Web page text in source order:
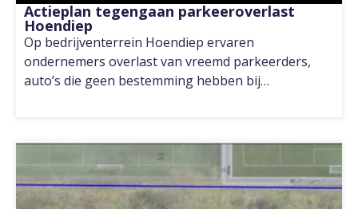
Actieplan tegengaan parkeeroverlast
Hoendiep
Op bedrijventerrein Hoendiep ervaren
ondernemers overlast van vreemd parkeerders,
auto’s die geen bestemming hebben bij…